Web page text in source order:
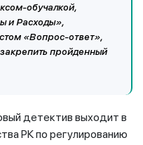
обучалкой,
и Расходы»,
«Вопрос-ответ»,
пройденный
детектив выходит в
РК по регулированию